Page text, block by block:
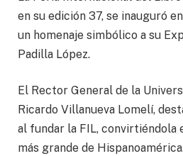
en su edición 37, se inauguró
un homenaje simbólico a su
Padilla López.
El Rector General de la
Ricardo Villanueva Lomelí,
al fundar la FIL, convirtiéndola
más grande de